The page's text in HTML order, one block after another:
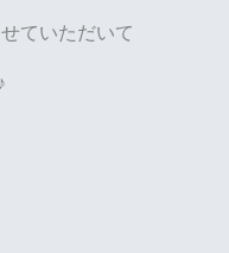
ていただいて